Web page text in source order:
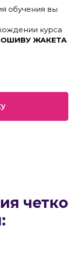
обучения вы
курса
ЖАКЕТА
четко